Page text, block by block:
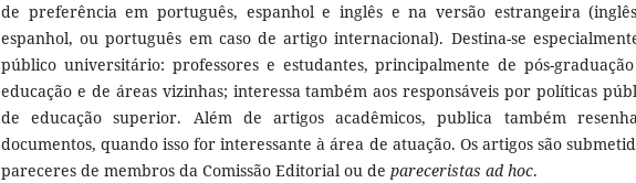
de preferência em português, espanhol e inglês e na versão estrangeira
espanhol, ou português em caso de artigo internacional). Destina-se
público universitário: professores e estudantes, principalmente de pós-
educação e de áreas vizinhas; interessa também aos responsáveis por políticas
de educação superior. Além de artigos acadêmicos, publica também
documentos, quando isso for interessante à área de atuação. Os artigos são
pareceres de membros da Comissão Editorial ou de pareceristas ad hoc.